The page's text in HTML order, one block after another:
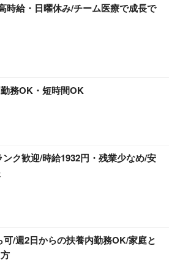
時給・日曜休み/チーム医療で成長で
務OK・短時間OK
ク歓迎/時給1932円・残業少なめ/安
/週2日からの扶養内勤務OK/家庭と